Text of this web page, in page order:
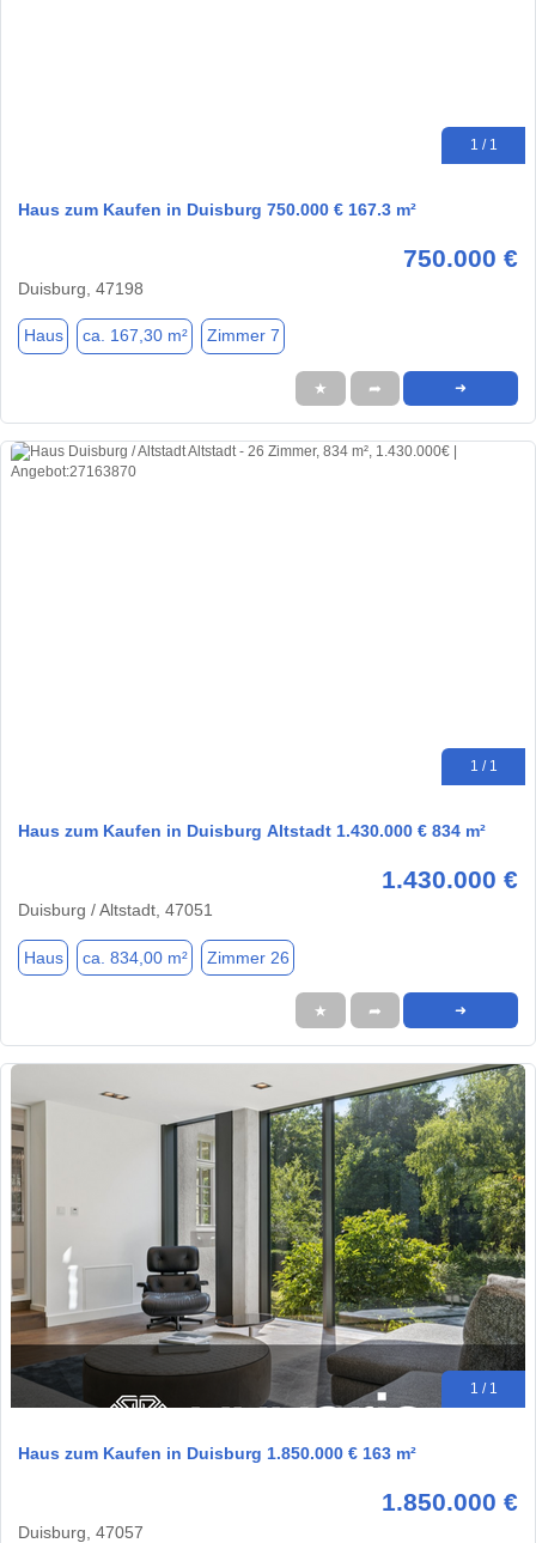
1 / 1
Haus zum Kaufen in Duisburg 750.000 € 167.3 m²
750.000 €
Duisburg, 47198
Haus ca. 167,30 m² Zimmer 7
★ ➦ ➜
1 / 1
Haus zum Kaufen in Duisburg Altstadt 1.430.000 € 834 m²
1.430.000 €
Duisburg / Altstadt, 47051
Haus ca. 834,00 m² Zimmer 26
★ ➦ ➜
1 / 1
Haus zum Kaufen in Duisburg 1.850.000 € 163 m²
1.850.000 €
Duisburg, 47057